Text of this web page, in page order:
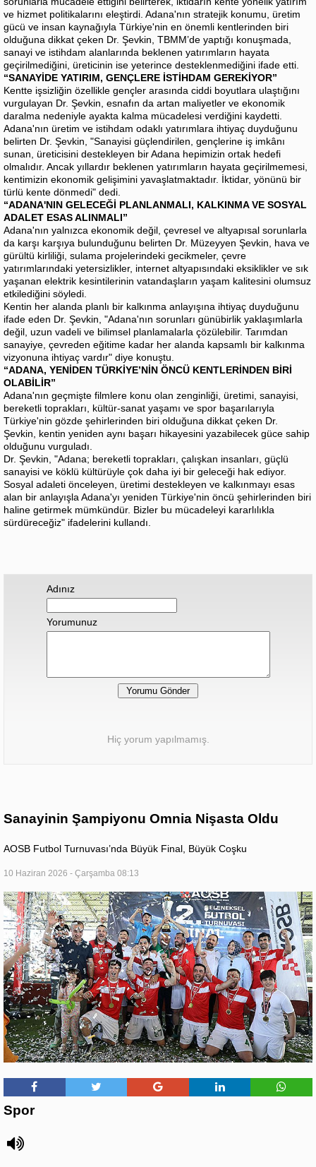
ve hizmet politikalarını eleştirdi. Adana'nın stratejik konumu, üretim
gücü ve insan kaynağıyla Türkiye'nin en önemli kentlerinden biri
olduğuna dikkat çeken Dr. Şevkin, TBMM’de yaptığı konuşmada,
sanayi ve istihdam alanlarında beklenen yatırımların hayata
geçirilmediğini, üreticinin ise yeterince desteklenmediğini ifade etti.
“SANAYİDE YATIRIM, GENÇLERE İSTİHDAM GEREKİYOR”
Kentte işsizliğin özellikle gençler arasında ciddi boyutlara ulaştığını
vurgulayan Dr. Şevkin, esnafın da artan maliyetler ve ekonomik
daralma nedeniyle ayakta kalma mücadelesi verdiğini kaydetti.
Adana'nın üretim ve istihdam odaklı yatırımlara ihtiyaç duyduğunu
belirten Dr. Şevkin, "Sanayisi güçlendirilen, gençlerine iş imkânı
sunan, üreticisini destekleyen bir Adana hepimizin ortak hedefi
olmalıdır. Ancak yıllardır beklenen yatırımların hayata geçirilmemesi,
kentimizin ekonomik gelişimini yavaşlatmaktadır. İktidar, yönünü bir
türlü kente dönmedi" dedi.
“ADANA'NIN GELECEĞİ PLANLANMALI, KALKINMA VE SOSYAL
ADALET ESAS ALINMALI”
Adana'nın yalnızca ekonomik değil, çevresel ve altyapısal sorunlarla
da karşı karşıya bulunduğunu belirten Dr. Müzeyyen Şevkin, hava ve
gürültü kirliliği, sulama projelerindeki gecikmeler, çevre
yatırımlarındaki yetersizlikler, internet altyapısındaki eksiklikler ve sık
yaşanan elektrik kesintilerinin vatandaşların yaşam kalitesini olumsuz
etkilediğini söyledi.
Kentin her alanda planlı bir kalkınma anlayışına ihtiyaç duyduğunu
ifade eden Dr. Şevkin, "Adana'nın sorunları günübirlik yaklaşımlarla
değil, uzun vadeli ve bilimsel planlamalarla çözülebilir. Tarımdan
sanayiye, çevreden eğitime kadar her alanda kapsamlı bir kalkınma
vizyonuna ihtiyaç vardır" diye konuştu.
“ADANA, YENİDEN TÜRKİYE’NİN ÖNCÜ KENTLERİNDEN BİRİ
OLABİLİR”
Adana'nın geçmişte filmlere konu olan zenginliği, üretimi, sanayisi,
bereketli toprakları, kültür-sanat yaşamı ve spor başarılarıyla
Türkiye'nin gözde şehirlerinden biri olduğuna dikkat çeken Dr.
Şevkin, kentin yeniden aynı başarı hikayesini yazabilecek güce sahip
olduğunu vurguladı.
Dr. Şevkin, "Adana; bereketli toprakları, çalışkan insanları, güçlü
sanayisi ve köklü kültürüyle çok daha iyi bir geleceği hak ediyor.
Sosyal adaleti önceleyen, üretimi destekleyen ve kalkınmayı esas
alan bir anlayışla Adana'yı yeniden Türkiye'nin öncü şehirlerinden biri
haline getirmek mümkündür. Bizler bu mücadeleyi kararlılıkla
sürdüreceğiz" ifadelerini kullandı.
Adınız
Yorumunuz
Hiç yorum yapılmamış.
Sanayinin Şampiyonu Omnia Nişasta Oldu
AOSB Futbol Turnuvası’nda Büyük Final, Büyük Coşku
10 Haziran 2026 - Çarşamba 08:13
Spor